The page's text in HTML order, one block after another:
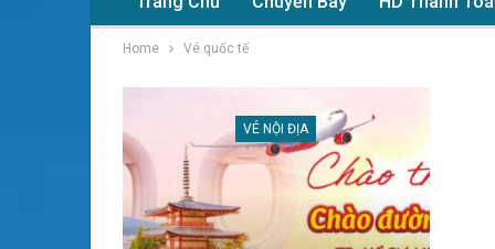
Home Vé quốc tế
VÉ NỘI ĐỊA